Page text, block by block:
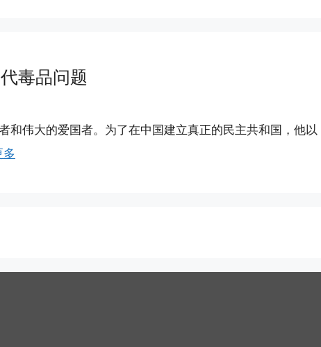
毒品问题
和伟大的爱国者。为了在中国建立真正的民主共和国，他以
多